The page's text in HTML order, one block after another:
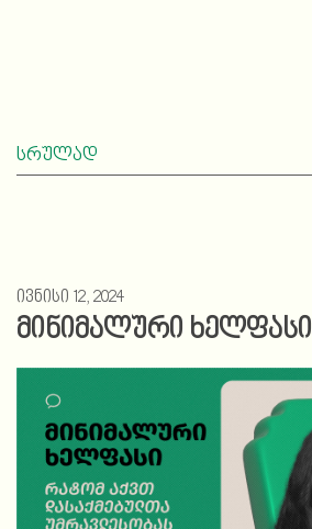
სრულად
ივნისი 12, 2024
მინიმალური ხელფასი